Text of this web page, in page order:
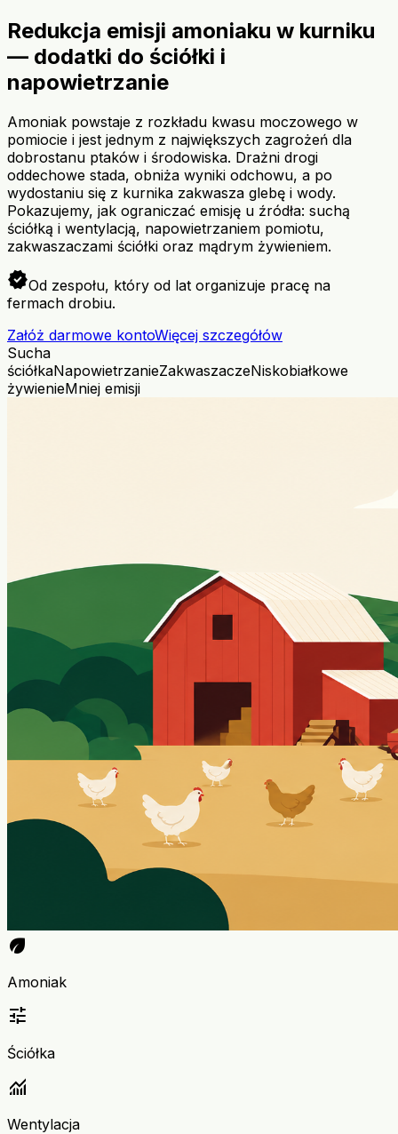
Redukcja emisji amoniaku w kurniku
— dodatki do ściółki i
napowietrzanie
Amoniak powstaje z rozkładu kwasu moczowego w
pomiocie i jest jednym z największych zagrożeń dla
dobrostanu ptaków i środowiska. Drażni drogi
oddechowe stada, obniża wyniki odchowu, a po
wydostaniu się z kurnika zakwasza glebę i wody.
Pokazujemy, jak ograniczać emisję u źródła: suchą
ściółką i wentylacją, napowietrzaniem pomiotu,
zakwaszaczami ściółki oraz mądrym żywieniem.
verifiedOd zespołu, który od lat organizuje pracę na
fermach drobiu.
Załóż darmowe kontoWięcej szczegółów
Sucha
ściółkaNapowietrzanieZakwaszaczeNiskobiałkowe
żywienieMniej emisji
eco
Amoniak
tune
Ściółka
monitoring
Wentylacja